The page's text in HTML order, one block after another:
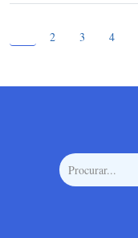
Page
2 Page
3 Page
4